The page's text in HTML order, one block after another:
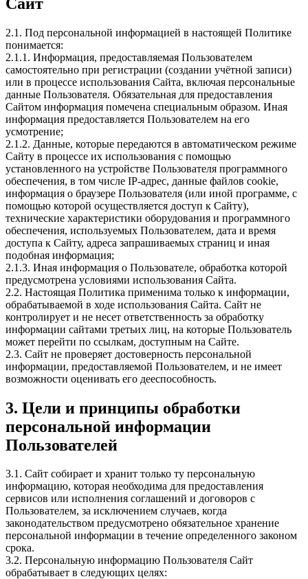
2.1. Под персональной информацией в настоящей Политике
понимается:
2.1.1. Информация, предоставляемая Пользователем
самостоятельно при регистрации (создании учётной записи)
или в процессе использования Сайта, включая персональные
данные Пользователя. Обязательная для предоставления
Сайтом информация помечена специальным образом. Иная
информация предоставляется Пользователем на его
усмотрение;
2.1.2. Данные, которые передаются в автоматическом режиме
Сайту в процессе их использования с помощью
установленного на устройстве Пользователя программного
обеспечения, в том числе IP-адрес, данные файлов cookie,
информация о браузере Пользователя (или иной программе, с
помощью которой осуществляется доступ к Сайту),
технические характеристики оборудования и программного
обеспечения, используемых Пользователем, дата и время
доступа к Сайту, адреса запрашиваемых страниц и иная
подобная информация;
2.1.3. Иная информация о Пользователе, обработка которой
предусмотрена условиями использования Сайта.
2.2. Настоящая Политика применима только к информации,
обрабатываемой в ходе использования Сайта. Сайт не
контролирует и не несет ответственность за обработку
информации сайтами третьих лиц, на которые Пользователь
может перейти по ссылкам, доступным на Сайте.
2.3. Сайт не проверяет достоверность персональной
информации, предоставляемой Пользователем, и не имеет
возможности оценивать его дееспособность.
3. Цели и принципы обработки
персональной информации
Пользователей
3.1. Сайт собирает и хранит только ту персональную
информацию, которая необходима для предоставления
сервисов или исполнения соглашений и договоров с
Пользователем, за исключением случаев, когда
законодательством предусмотрено обязательное хранение
персональной информации в течение определенного законом
срока.
3.2. Персональную информацию Пользователя Сайт
обрабатывает в следующих целях: